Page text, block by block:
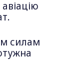
силам